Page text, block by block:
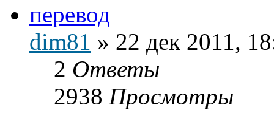
перевод
dim81 » 22 дек 2011,
2 Ответы
2938 Просмотры